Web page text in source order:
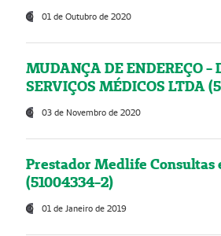
01 de Outubro de 2020
MUDANÇA DE ENDEREÇO -
SERVIÇOS MÉDICOS LTDA
03 de Novembro de 2020
Prestador Medlife Consultas
(51004334-2)
01 de Janeiro de 2019